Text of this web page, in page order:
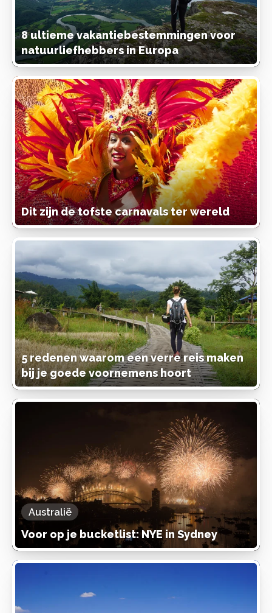
8 ultieme vakantiebestemmingen voor
natuurliefhebbers in Europa
Dit zijn de tofste carnavals ter wereld
5 redenen waarom een verre reis maken
bij je goede voornemens hoort
Australië
Voor op je bucketlist: NYE in Sydney